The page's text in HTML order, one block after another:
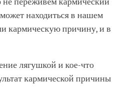
может находиться в нашем
кармическую причину, и в
лягушкой и кое-что
кармической причины